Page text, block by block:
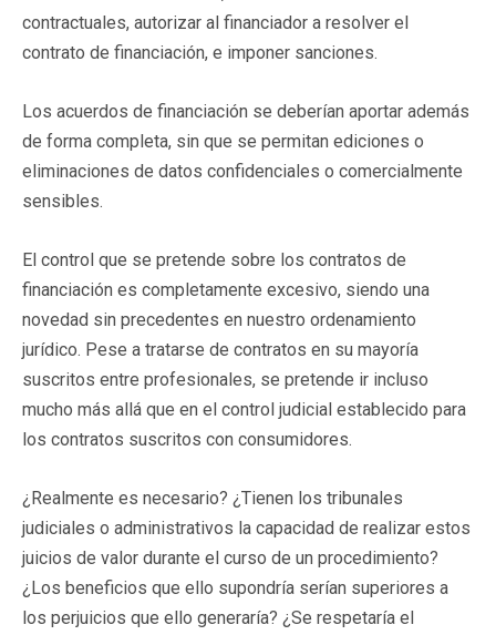
contractuales, autorizar al financiador a resolver el
contrato de financiación, e imponer sanciones.
Los acuerdos de financiación se deberían aportar además
de forma completa, sin que se permitan ediciones o
eliminaciones de datos confidenciales o comercialmente
sensibles.
El control que se pretende sobre los contratos de
financiación es completamente excesivo, siendo una
novedad sin precedentes en nuestro ordenamiento
jurídico. Pese a tratarse de contratos en su mayoría
suscritos entre profesionales, se pretende ir incluso
mucho más allá que en el control judicial establecido para
los contratos suscritos con consumidores.
¿Realmente es necesario? ¿Tienen los tribunales
judiciales o administrativos la capacidad de realizar estos
juicios de valor durante el curso de un procedimiento?
¿Los beneficios que ello supondría serían superiores a
los perjuicios que ello generaría? ¿Se respetaría el